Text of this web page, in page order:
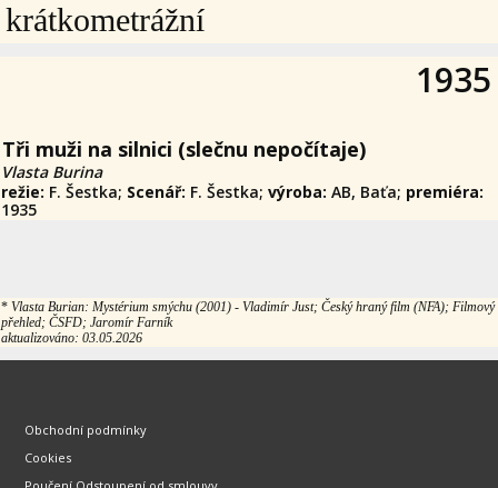
krátkometrážní
1935
Tři muži na silnici (slečnu nepočítaje)
Vlasta Burina
režie: F. Šestka; Scenář: F. Šestka;výroba: AB, Baťa; premiéra:
1935
*Vlasta Burian: Mystérium smýchu (2001) - Vladimír Just; Český hraný film (NFA); Filmový
přehled; ČSFD; Jaromír Farník
aktualizováno: 03.05.2026
Obchodní podmínky
Cookies